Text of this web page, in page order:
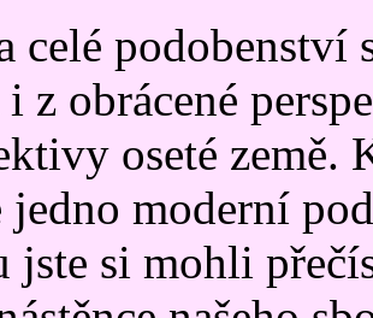
celé podobenství
z obrácené
oseté země.
jedno moderní
jste si mohli